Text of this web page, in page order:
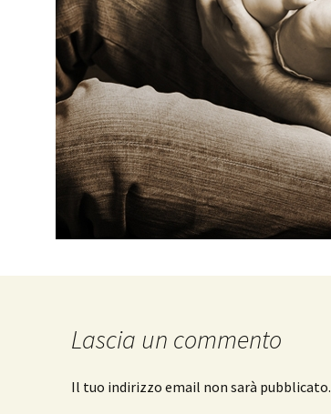
Lascia un commento
Il tuo indirizzo email non sarà pubblicato.